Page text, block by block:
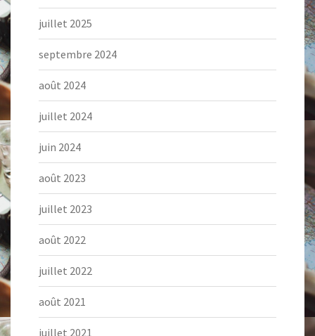
juillet 2025
septembre 2024
août 2024
juillet 2024
juin 2024
août 2023
juillet 2023
août 2022
juillet 2022
août 2021
juillet 2021